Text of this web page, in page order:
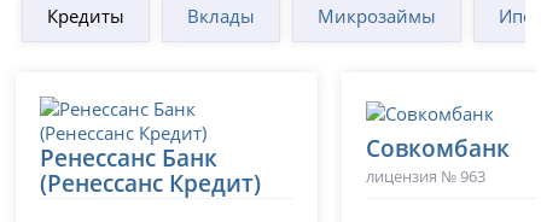
Кредиты Вклады Микрозаймы
Ренессанс Банк
(Ренессанс Кредит)
Совкомбанк
лицензия № 963